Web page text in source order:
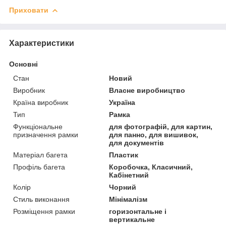
Приховати
Характеристики
Основні
Стан
Новий
Виробник
Власне виробництво
Країна виробник
Україна
Тип
Рамка
Функціональне
призначення рамки
для фотографій, для картин,
для панно, для вишивок,
для документів
Матеріал багета
Пластик
Профіль багета
Коробочка, Класичний,
Кабінетний
Колір
Чорний
Стиль виконання
Мінімалізм
Розміщення рамки
горизонтальне і
вертикальне